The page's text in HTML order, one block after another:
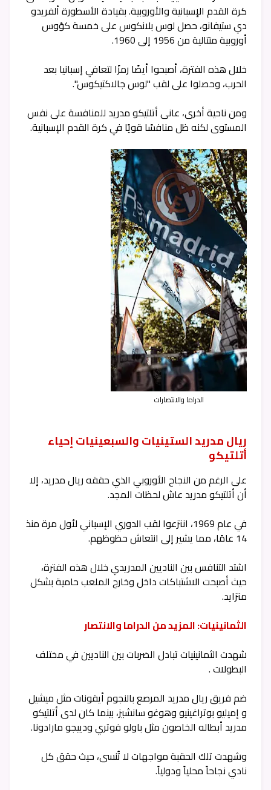
كرة القدم الإسبانية والأوروبية. بقيادة الأسطورة ألفريدو
دي ستيفانو، حصل لوس بلانكوس على خمسة كؤوس
أوروبية متتالية من 1956 إلى 1960.
خلال هذه الفترة، أصبحوا أيضًا رمزًا لتعافي إسبانيا بعد
الحرب، وحصلوا على لقب "لوس جالاكتيكوس".
ومن ناحية أخرى، عانى أتلتيكو مدريد للمنافسة على نفس
المستوى لكنه ظل منافسًا قويًا في كرة القدم الإسبانية.
الدراما والانتصارات
ريال مدريد الستينيات والسبعينيات إحياء
أتلتيكو
على الرغم من النجاح الأوروبي الذي حققه ريال مدريد، إلا
أن أتلتيكو مدريد عاش لحظات المجد.
في عام 1969، انتزعوا لقب الدوري الإسباني لأول مرة منذ
14 عامًا، مما يشير إلى انتعاش حظوظهم.
اشتد التنافس بين الناديين المدريدي خلال هذه الفترة،
حيث أصبحت الاشتباكات داخل وخارج الملعب حامية بشكل
متزايد.
الثمانينيات: المزيد من الدراما والانتصار
شهدت الثمانينيات تبادل الضربات بين الناديين في مختلف
البطولات .
ضم فريق ريال مدريد المرصع بالنجوم أيقونات مثل ميشيل
و إميليو بوتراغينيو وهوغو سانشيز، بينما كان لدى أتلتيكو
مدريد أبطاله الخاصون مثل باولو فوتري ودييجو مارادونا.
وشهدت تلك الحقبة مواجهات لا تُنسى، حيث حقق كل
نادي نجاحاً محلياً ودولياً.